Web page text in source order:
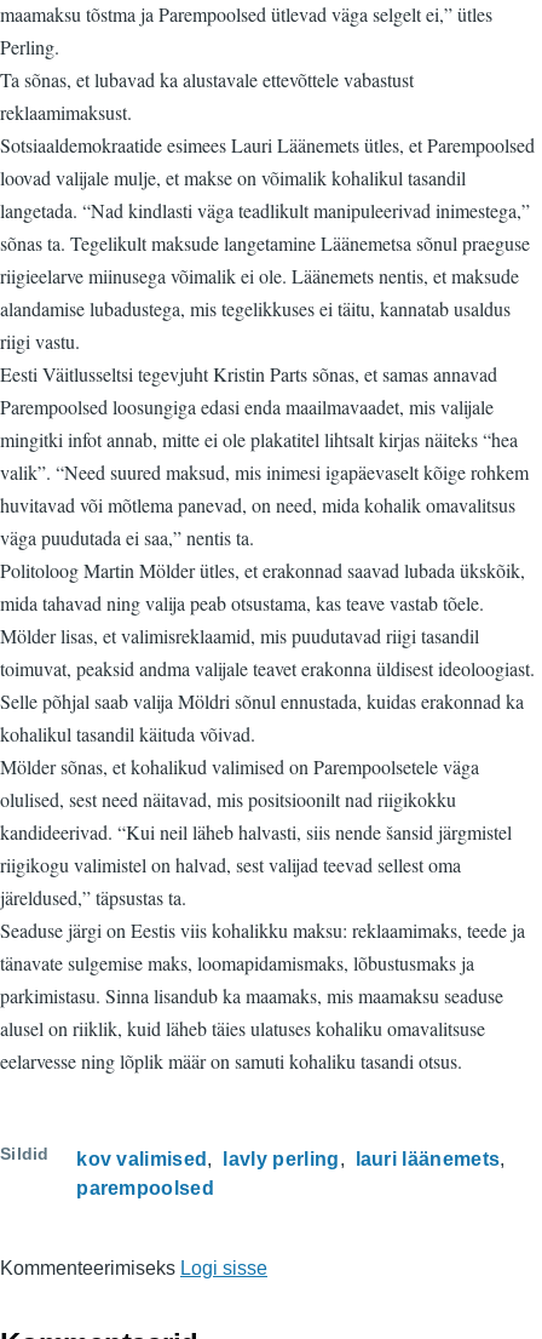
maamaksu tõstma ja Parempoolsed ütlevad väga selgelt ei,” ütles
Perling.
Ta sõnas, et lubavad ka alustavale ettevõttele vabastust
reklaamimaksust.
Sotsiaaldemokraatide esimees Lauri Läänemets ütles, et Parempoolsed
loovad valijale mulje, et makse on võimalik kohalikul tasandil
langetada. “Nad kindlasti väga teadlikult manipuleerivad inimestega,”
sõnas ta. Tegelikult maksude langetamine Läänemetsa sõnul praeguse
riigieelarve miinusega võimalik ei ole. Läänemets nentis, et maksude
alandamise lubadustega, mis tegelikkuses ei täitu, kannatab usaldus
riigi vastu.
Eesti Väitlusseltsi tegevjuht Kristin Parts sõnas, et samas annavad
Parempoolsed loosungiga edasi enda maailmavaadet, mis valijale
mingitki infot annab, mitte ei ole plakatitel lihtsalt kirjas näiteks “hea
valik”. “Need suured maksud, mis inimesi igapäevaselt kõige rohkem
huvitavad või mõtlema panevad, on need, mida kohalik omavalitsus
väga puudutada ei saa,” nentis ta.
Politoloog Martin Mölder ütles, et erakonnad saavad lubada ükskõik,
mida tahavad ning valija peab otsustama, kas teave vastab tõele.
Mölder lisas, et valimisreklaamid, mis puudutavad riigi tasandil
toimuvat, peaksid andma valijale teavet erakonna üldisest ideoloogiast.
Selle põhjal saab valija Möldri sõnul ennustada, kuidas erakonnad ka
kohalikul tasandil käituda võivad.
Mölder sõnas, et kohalikud valimised on Parempoolsetele väga
olulised, sest need näitavad, mis positsioonilt nad riigikokku
kandideerivad. “Kui neil läheb halvasti, siis nende šansid järgmistel
riigikogu valimistel on halvad, sest valijad teevad sellest oma
järeldused,” täpsustas ta.
Seaduse järgi on Eestis viis kohalikku maksu: reklaamimaks, teede ja
tänavate sulgemise maks, loomapidamismaks, lõbustusmaks ja
parkimistasu. Sinna lisandub ka maamaks, mis maamaksu seaduse
alusel on riiklik, kuid läheb täies ulatuses kohaliku omavalitsuse
eelarvesse ning lõplik määr on samuti kohaliku tasandi otsus.
Sildid kov valimised lavly perling
lauri läänemets
parempoolsed
Kommenteerimiseks Logi sisse